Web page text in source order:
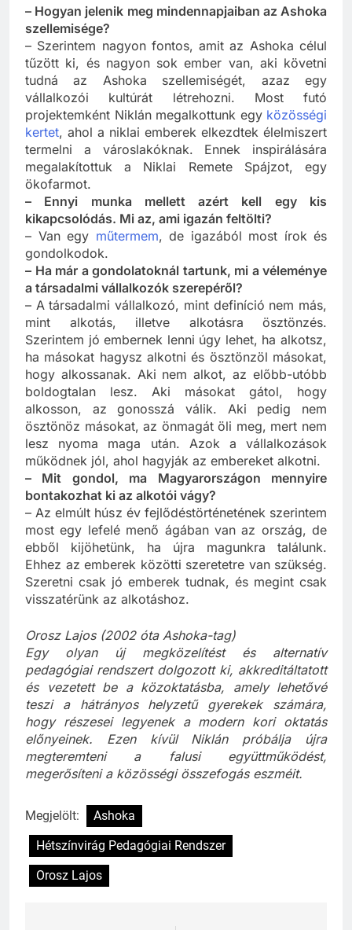
nem volt eszemben.
– Hogyan jelenik meg mindennapjaiban az Ashoka
szellemisége?
– Szerintem nagyon fontos, amit az Ashoka célul
tűzött ki, és nagyon sok ember van, aki követni
tudná az Ashoka szellemiségét, azaz egy
vállalkozói kultúrát létrehozni. Most futó
projektemként Niklán megalkottunk egyközösségi
kertet, ahol a niklai emberek elkezdtek élelmiszert
termelni a városlakóknak. Ennek inspirálására
megalakítottuk a Niklai Remete Spájzot, egy
ökofarmot.
– Ennyi munka mellett azért kell egy kis
kikapcsolódás. Mi az, ami igazán feltölti?
– Van egyműtermem
gondolkodok.
– Ha már a gondolatoknál tartunk, mi a véleménye
a társadalmi vállalkozók szerepéről?
– A társadalmi vállalkozó, mint definíció nem más,
mint alkotás, illetve alkotásra ösztönzés.
Szerintem jó embernek lenni úgy lehet, ha alkotsz,
ha másokat hagysz alkotni és ösztönzöl másokat,
hogy alkossanak. Aki nem alkot, az előbb-utóbb
boldogtalan lesz. Aki másokat gátol, hogy
alkosson, az gonosszá válik. Aki pedig nem
ösztönöz másokat, az önmagát öli meg, mert nem
lesz nyoma maga után. Azok a vállalkozások
működnek jól, ahol hagyják az embereket alkotni.
– Mit gondol, ma Magyarországon mennyire
bontakozhat ki az alkotói vágy?
– Az elmúlt húsz év fejlődéstörténetének szerintem
most egy lefelé menő ágában van az ország, de
ebből kijöhetünk, ha újra magunkra találunk.
Ehhez az emberek közötti szeretetre van szükség.
Szeretni csak jó emberek tudnak, és megint csak
Orosz Lajos (2002 óta Ashoka-tag)
Egy olyan új megközelítést és alternatív
pedagógiai rendszert dolgozott ki, akkreditáltatott
és vezetett be a közoktatásba, amely lehetővé
teszi a hátrányos helyzetű gyerekek számára,
hogy részesei legyenek a modern kori oktatás
előnyeinek. Ezen kívül Niklán próbálja újra
megteremteni a falusi együttműködést,
Ashoka
Hétszínvirág Pedagógiai Rendszer
Orosz Lajos